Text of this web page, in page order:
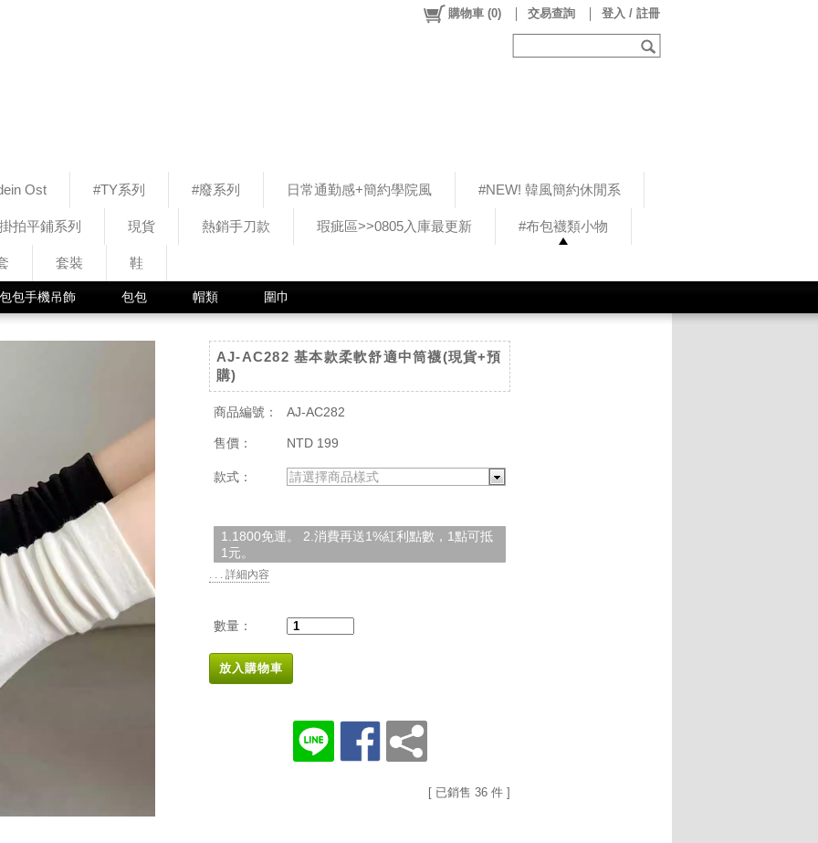
Ost #TY系列 #廢系列 日常通勤感+簡約學院風 #NEW! 韓風簡約休閒系
拍平鋪系列 現貨 熱銷手刀款 瑕疵區>>0805入庫最更新 #布包襪類小物
套裝 鞋
購物車 (0) 交易查詢 登入 / 註冊
包包手機吊飾 包包 帽類 圍巾
AJ-AC282 基本款柔軟舒適中筒襪(現貨+預
購)
商品編號： AJ-AC282
售價： NTD 199
款式： 請選擇商品樣式
1.1800免運。 2.消費再送1%紅利點數，1點可抵
1元。
. . . 詳細內容
數量：
放入購物車
[ 已銷售 36 件 ]